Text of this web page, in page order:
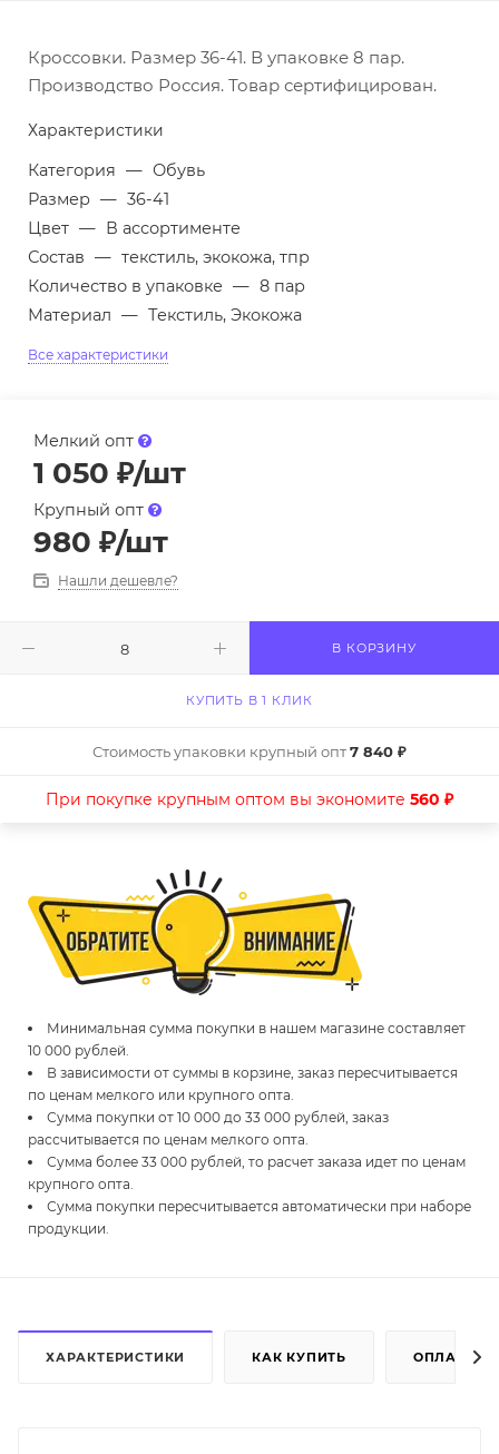
Кроссовки. Размер 36-41. В упаковке 8 пар.
Производство Россия. Товар сертифицирован.
Характеристики
Категория — Обувь
Размер — 36-41
Цвет — В ассортименте
Состав — текстиль, экокожа, тпр
Количество в упаковке — 8 пар
Материал — Текстиль, Экокожа
Все характеристики
Мелкий опт
1 050 ₽/шт
Крупный опт
980 ₽/шт
Нашли дешевле?
В КОРЗИНУ
КУПИТЬ В 1 КЛИК
Стоимость упаковки крупный опт7 840 ₽
При покупке крупным оптом вы экономите 560 ₽
Минимальная сумма покупки в нашем магазине составляет
10 000 рублей.
В зависимости от суммы в корзине, заказ пересчитывается
по ценам мелкого или крупного опта.
Сумма покупки от 10 000 до 33 000 рублей, заказ
рассчитывается по ценам мелкого опта.
Сумма более 33 000 рублей, то расчет заказа идет по ценам
крупного опта.
Сумма покупки пересчитывается автоматически при наборе
продукции.
ХАРАКТЕРИСТИКИ КАК КУПИТЬ ОПЛАТА